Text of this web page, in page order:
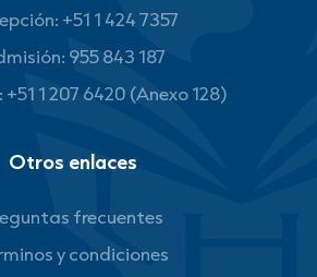
+51 1 424 7357
955 843 187
1 207 6420 (Anexo 128)
Otros enlaces
frecuentes
y condiciones